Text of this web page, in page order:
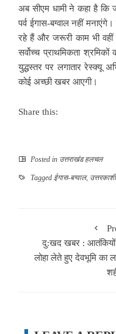
अब सीएम धामी ने कहा है कि
पर्व ईगास-बग्वाल नहीं
रहे हैं और जरूरी काम भी
सर्वोच्च प्राथमिकता
युद्धस्तर पर लगातार रेस्क्यू
कोई अच्छी खबर आएगी।
Share this:
Posted in उत्तराखंड हलचल
Tagged ईगास-बग्वाल, उत्तरकाशी
दु:खद खबर :
लोहा लेते हुए देवभूमि का